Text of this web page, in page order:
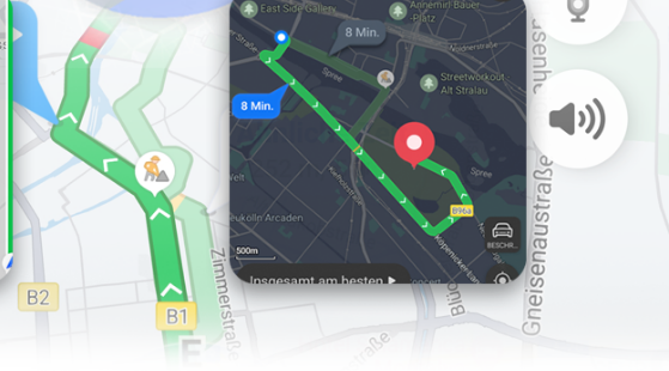
fluidi
gratuiti, così avrete sempre i dati cartografici più aggiornati.